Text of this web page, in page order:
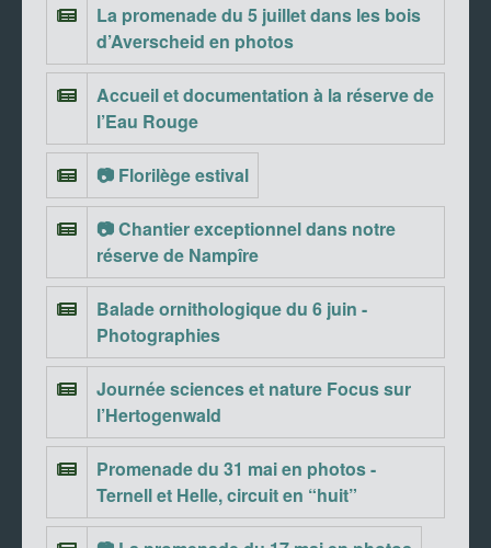
La promenade du 5 juillet dans les bois
d’Averscheid en photos
Accueil et documentation à la réserve de
l’Eau Rouge
📷 Florilège estival
📷 Chantier exceptionnel dans notre
réserve de Nampîre
Balade ornithologique du 6 juin -
Photographies
Journée sciences et nature Focus sur
l’Hertogenwald
Promenade du 31 mai en photos -
Ternell et Helle, circuit en “huit”